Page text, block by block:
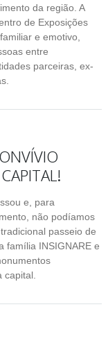
da região. A
de Exposições
e emotivo,
entre
parceiras, ex-
e, para
não podíamos
passeio de
família INSIGNARE e
capital.